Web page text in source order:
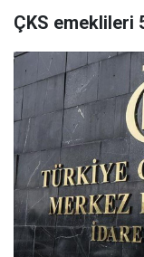
ÇKS emeklileri